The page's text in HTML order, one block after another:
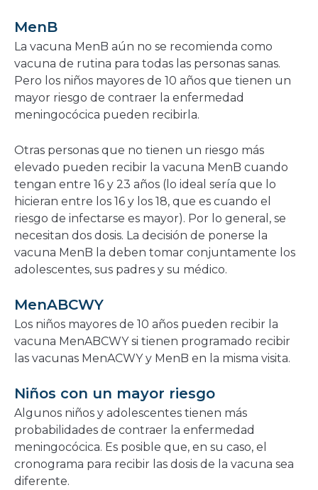
MenB
La vacuna MenB aún no se recomienda como
vacuna de rutina para todas las personas sanas.
Pero los niños mayores de 10 años que tienen un
mayor riesgo de contraer la enfermedad
meningocócica pueden recibirla.
Otras personas que no tienen un riesgo más
elevado pueden recibir la vacuna MenB cuando
tengan entre 16 y 23 años (lo ideal sería que lo
hicieran entre los 16 y los 18, que es cuando el
riesgo de infectarse es mayor). Por lo general, se
necesitan dos dosis. La decisión de ponerse la
vacuna MenB la deben tomar conjuntamente los
adolescentes, sus padres y su médico.
MenABCWY
Los niños mayores de 10 años pueden recibir la
vacuna MenABCWY si tienen programado recibir
las vacunas MenACWY y MenB en la misma visita.
Niños con un mayor riesgo
Algunos niños y adolescentes tienen más
probabilidades de contraer la enfermedad
meningocócica. Es posible que, en su caso, el
cronograma para recibir las dosis de la vacuna sea
diferente.